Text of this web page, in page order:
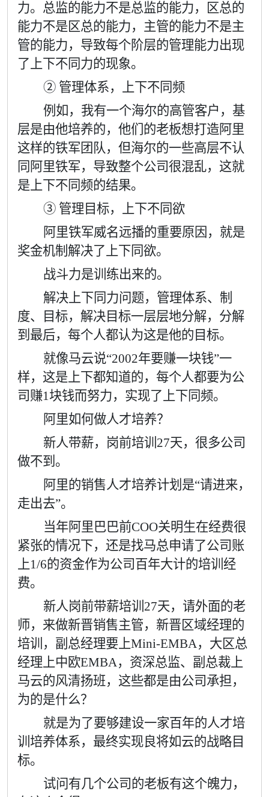
力。总监的能力不是总监的能力，区总的
能力不是区总的能力，主管的能力不是主
管的能力，导致每个阶层的管理能力出现
了上下不同力的现象。
② 管理体系，上下不同频
例如，我有一个海尔的高管客户，基
层是由他培养的，他们的老板想打造阿里
这样的铁军团队，但海尔的一些高层不认
同阿里铁军，导致整个公司很混乱，这就
是上下不同频的结果。
③ 管理目标，上下不同欲
阿里铁军威名远播的重要原因，就是
奖金机制解决了上下同欲。
战斗力是训练出来的。
解决上下同力问题，管理体系、制
度、目标，解决目标一层层地分解，分解
到最后，每个人都认为这是他的目标。
就像马云说“2002年要赚一块钱”一
样，这是上下都知道的，每个人都要为公
司赚1块钱而努力，实现了上下同频。
阿里如何做人才培养？
新人带薪，岗前培训 27天，很多公司
做不到。
阿里的销售人才培养计划是“请进来，
走出去”。
当年阿里巴巴前COO关明生在经费很
紧张的情况下，还是找马总申请了公司账
上1/6的资金作为公司百年大计的培训经
费。
新人岗前带薪培训 27天，请外面的老
师，来做新晋销售主管，新晋区域经理的
培训，副总经理要上Mini-EMBA，大区总
经理上中欧EMBA，资深总监、副总裁上
马云的风清扬班，这些都是由公司承担，
为的是什么？
就是为了要够建设一家百年的人才培
训培养体系，最终实现良将如云的战略目
标。
试问有几个公司的老板有这个魄力，